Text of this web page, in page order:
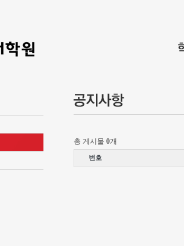
총 게시물 0개
번호